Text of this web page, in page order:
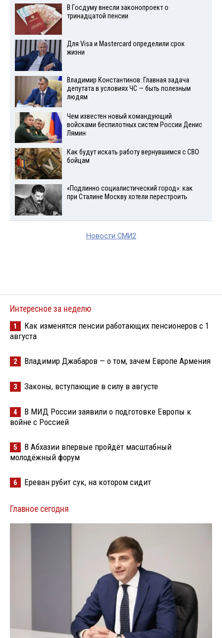
В Госдуму внесли законопроект о
тринадцатой пенсии
Для Visа и Mastercard определили срок
жизни
Владимир Константинов: Главная задача
депутата в условиях ЧС — быть полезным
людям
Чем известен новый командующий
войсками беспилотных систем России Денис
Лямин
Как будут искать работу вернувшимся с СВО
бойцам
«Подлинно социалистический город»: как
при Сталине Москву хотели перестроить
Новости СМИ2
Интересное за неделю
1
Как изменятся пенсии работающих пенсионеров с 1
августа
2 Владимир Джабаров — о том, зачем Европе Армения
3 Законы, вступающие в силу в августе
4
В МИД России заявили о подготовке Европы к
войне с Россией
5
В Абхазии впервые пройдёт масштабный
молодёжный форум
6 Ереван рубит сук, на котором сидит
Главное сегодня